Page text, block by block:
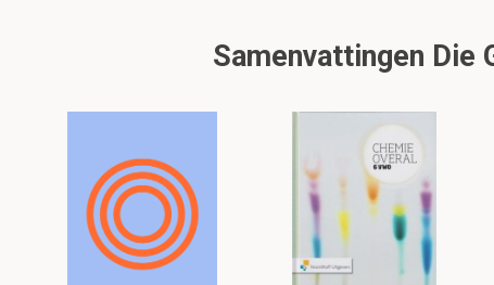
Samenvattingen Die